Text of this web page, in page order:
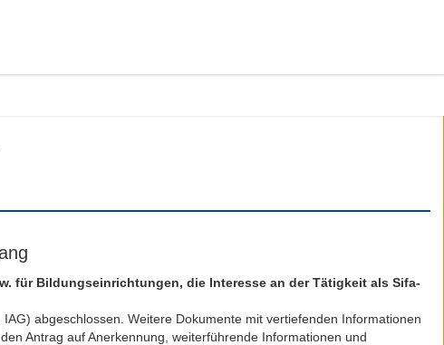
für Bildungseinrichtungen, die Interesse an der Tätigkeit als Sifa-
abgeschlossen. Weitere Dokumente mit vertiefenden Informationen
Antrag auf Anerkennung, weiterführende Informationen und